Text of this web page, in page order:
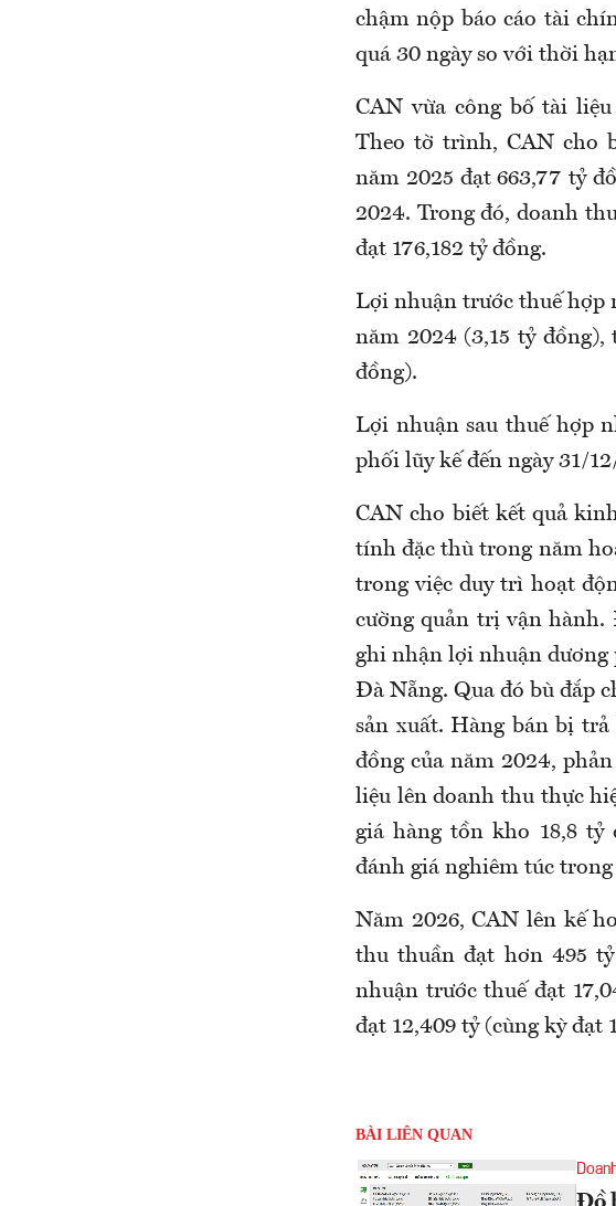
chậm nộp báo cáo tài
quá 30 ngày so với thời
CAN vừa công bố tài
Theo tờ trình, CAN cho
năm 2025 đạt 663,77 tỷ
2024. Trong đó, doanh
đạt 176,182 tỷ đồng.
Lợi nhuận trước thuế hợp
năm 2024 (3,15 tỷ
đồng).
Lợi nhuận sau thuế hợp
phối lũy kế đến ngày 31/
CAN cho biết kết quả
tính đặc thù trong năm
trong việc duy trì hoạt
cường quản trị vận
ghi nhận lợi nhuận dương
Đà Nẵng. Qua đó bù đắp
sản xuất. Hàng bán bị
đồng của năm 2024,
liệu lên doanh thu thực
giá hàng tồn kho 18,8
đánh giá nghiêm túc
Năm 2026, CAN lên kế
thu thuần đạt hơn 495
nhuận trước thuế đạt
đạt 12,409 tỷ (cùng kỳ đạt
BÀI LIÊN QUAN